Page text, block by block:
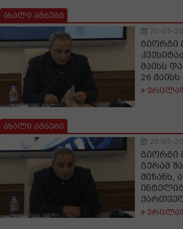
ახალი ამბები
20-05-
გიორგი
მაისს
26
ახალი ამბები
20-05-
გიორგი
გურამ
მიზანს,